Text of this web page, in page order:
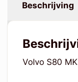
Beschrijving
Volvo S80